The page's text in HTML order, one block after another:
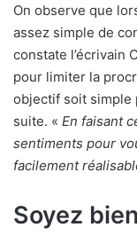
On observe que
assez simple de
constate l’écrivain
pour limiter la
objectif soit simple
suite. « En faisant
sentiments pour
facilement
Soyez